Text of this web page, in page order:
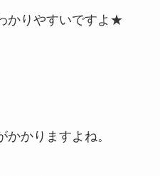
かりやすいですよ★
かりますよね。